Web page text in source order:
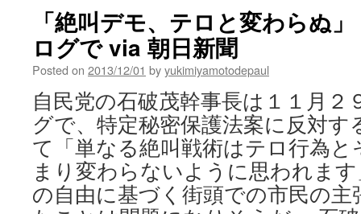
政
府
に
な
い
福
島
第
１
事
故
の
議
「絶叫デモ、テロと変わらぬ
ログで via 朝日新聞
Posted on 2013/12/01 byyukimiyamotodepaul
自民党の石破茂幹事長は１１月２
グで、特定秘密保護法案に反対
て「単なる絶叫戦術はテロ行為
まり変わらないように思われま
の自由に基づく街頭での市民の